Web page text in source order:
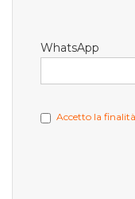
WhatsApp
Accetto la